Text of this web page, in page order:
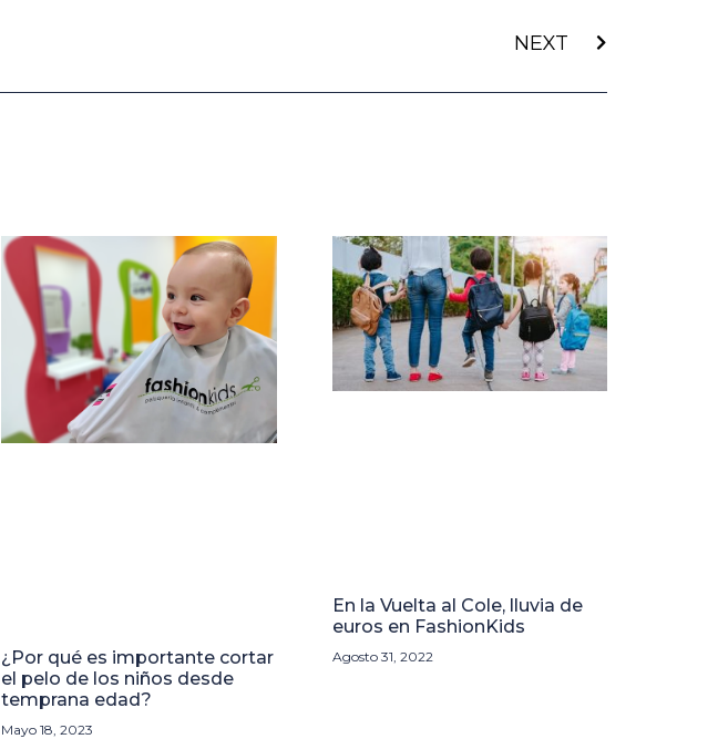
NEXT
¿Por qué es importante cortar
el pelo de los niños desde
temprana edad?
Mayo 18, 2023
En la Vuelta al Cole, lluvia de
euros en FashionKids
Agosto 31, 2022